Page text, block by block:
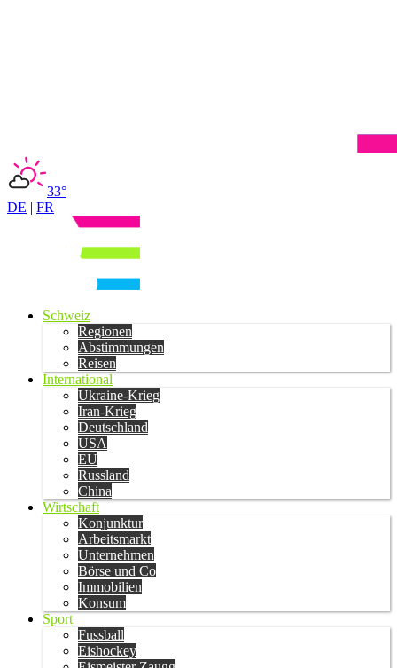
33°
DE | FR
Schweiz
Regionen
Abstimmungen
Reisen
International
Ukraine-Krieg
Iran-Krieg
Deutschland
USA
EU
Russland
China
Wirtschaft
Konjunktur
Arbeitsmarkt
Unternehmen
Börse und Co
Immobilien
Konsum
Sport
Fussball
Eishockey